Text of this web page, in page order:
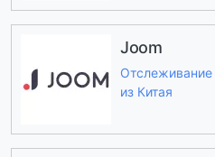
Joom
Отслеживание
из Китая